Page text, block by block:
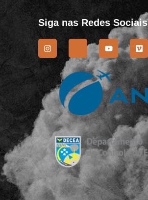
Siga nas Redes Sociais